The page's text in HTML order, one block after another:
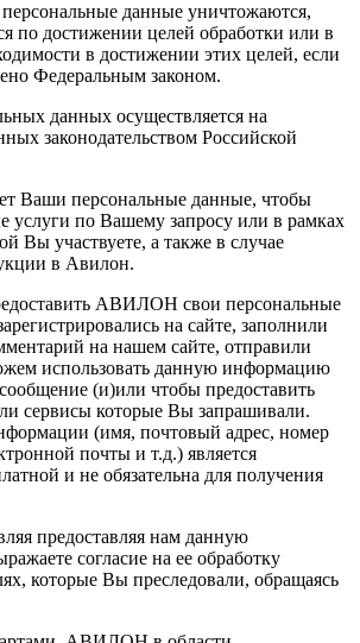
данные уничтожаются,
по достижении целей обработки или в
в достижении этих целей, если
Федеральным законом.
данных осуществляется на
законодательством Российской
Ваши персональные данные, чтобы
услуги по Вашему запросу или в рамках
Вы участвуете, а также в случае
в Авилон.
АВИЛОН свои персональные
на сайте, заполнили
на нашем сайте, отправили
использовать данную информацию
(и)или чтобы предоставить
сервисы которые Вы запрашивали.
(имя, почтовый адрес, номер
почты и т.д.) является
и не обязательна для получения
предоставляя нам данную
согласие на ее обработку
которые Вы преследовали, обращаясь